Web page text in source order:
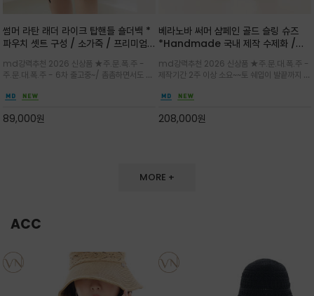
썸머 라탄 래더 라이크 탑핸들 숄더백 *
파우치 셋트 구성 / 소가죽 / 프리미엄
라이크 배색이 조화롭게 어우러진 탑핸
들 숄더백
md강력추천 2026 신상품 ★주.문.폭.주 -
주.문.대.폭.주 - 6차 출고중~/ 촘촘하면서도 입
만들며 부드러운 곡선의 바스켓 실루엣에 넉넉한
양한 연출이
89,000원
베라노바 써머 샴페인 골드 슬링 슈즈
*Handmade 국내 제작 수제화 /은
스럽게 밝혀주는 슬링백 플랫슈
md강력추천 2026 신상품 ★주.문.대.폭.주 -
제작기간 2주 이상 소요~~토 쉐입이 발끝까지 세
끔한 디자인과 베이직한 컬러감으로 높은 활용도
일까지 두루 잘 어울리는 활2
208,000원
MORE +
ACC